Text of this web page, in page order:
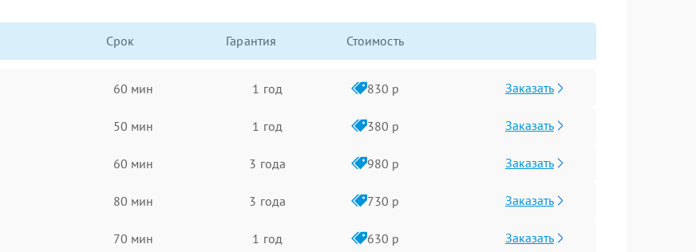
Срок Гарантия Стоимость
60 мин 1 год 830 р Заказать
50 мин 1 год 380 р Заказать
60 мин 3 года 980 р Заказать
80 мин 3 года 730 р Заказать
70 мин 1 год 630 р Заказать